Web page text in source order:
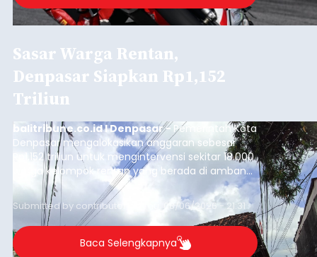
Sasar Warga Rentan,
Denpasar Siapkan Rp1,152
Triliun
balitribune.co.id I Denpasar - Pemerintah Kota
Denpasar mengalokasikan anggaran sebesar
Rp1,152 triliun untuk mengintervensi sekitar 18.000
warga kelompok rentan yang berada di ambang
garis kemiskinan. Langkah strategis ini diambil
guna menjaga masyarakat yang berada pada
kelompok desil 5 dan 6 tersebut agar tidak
merosot ke kategori miskin.
Submitted by contributor Thu, 08/06/2026 - 21:31
Baca Selengkapnya